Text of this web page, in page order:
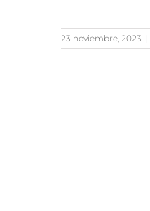
23 noviembre, 2023 |